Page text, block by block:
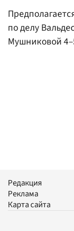
по делу
Мушниковой
Редакция
Реклама
Карта сайта